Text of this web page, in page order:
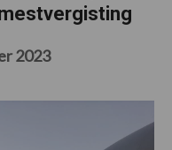
2023